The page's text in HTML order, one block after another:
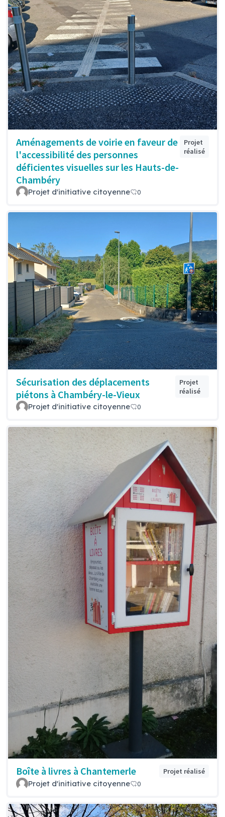
Aménagements de voirie en faveur de
l'accessibilité des personnes
déficientes visuelles sur les Hauts-de-
Chambéry
Projet
réalisé
Projet d'initiative citoyenne 0
Sécurisation des déplacements
piétons à Chambéry-le-Vieux
Projet
réalisé
Projet d'initiative citoyenne 0
Boîte à livres à Chantemerle Projet réalisé
Projet d'initiative citoyenne 0